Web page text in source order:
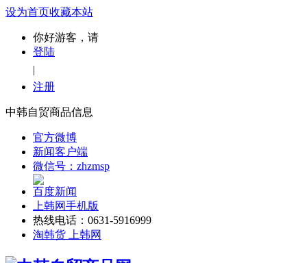
设为首页收藏本站
你好游客，请
登陆
|
注册
中韩自贸商品信息
官方微博
新闻客户端
微信号：zhzmsp
百度新闻
上韩网手机版
热线电话：0631-5916999
淘韩货 上韩网